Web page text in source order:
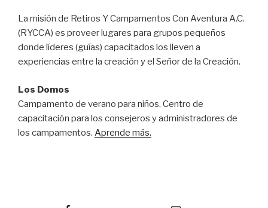
La misión de Retiros Y Campamentos Con Aventura A.C.
(RYCCA) es proveer lugares para grupos pequeños
donde líderes (guías) capacitados los lleven a
experiencias entre la creación y el Señor de la Creación.
Los Domos
Campamento de verano para niños. Centro de
capacitación para los consejeros y administradores de
los campamentos. Aprende más.
Correo Electronico